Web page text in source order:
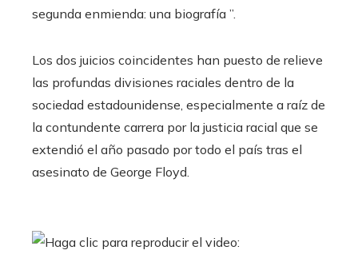
segunda enmienda: una biografía ”.
Los dos juicios coincidentes han puesto de relieve
las profundas divisiones raciales dentro de la
sociedad estadounidense, especialmente a raíz de
la contundente carrera por la justicia racial que se
extendió el año pasado por todo el país tras el
asesinato de George Floyd.